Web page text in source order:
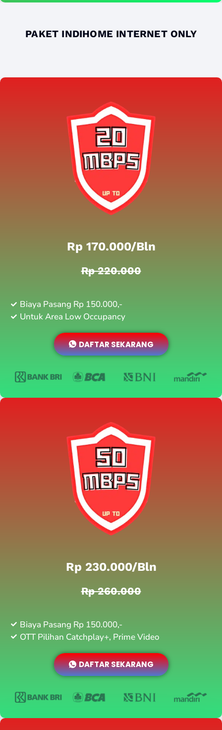
PAKET INDIHOME INTERNET ONLY
Rp 170.000/bln
Rp 220.000
Biaya Pasang Rp 150.000,-
Untuk Area Low Occupancy
DAFTAR SEKARANG
Rp 230.000/bln
Rp 260.000
Biaya Pasang Rp 150.000,-
OTT Pilihan Catchplay+, Prime Video
DAFTAR SEKARANG